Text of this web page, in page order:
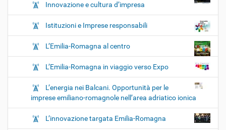
Innovazione e cultura d’impresa
Istituzioni e Imprese responsabili
L’Emilia-Romagna al centro
L’Emilia-Romagna in viaggio verso Expo
L’energia nei Balcani. Opportunità per le
imprese emiliano-romagnole nell’area adriatico ionica
L’innovazione targata Emilia-Romagna